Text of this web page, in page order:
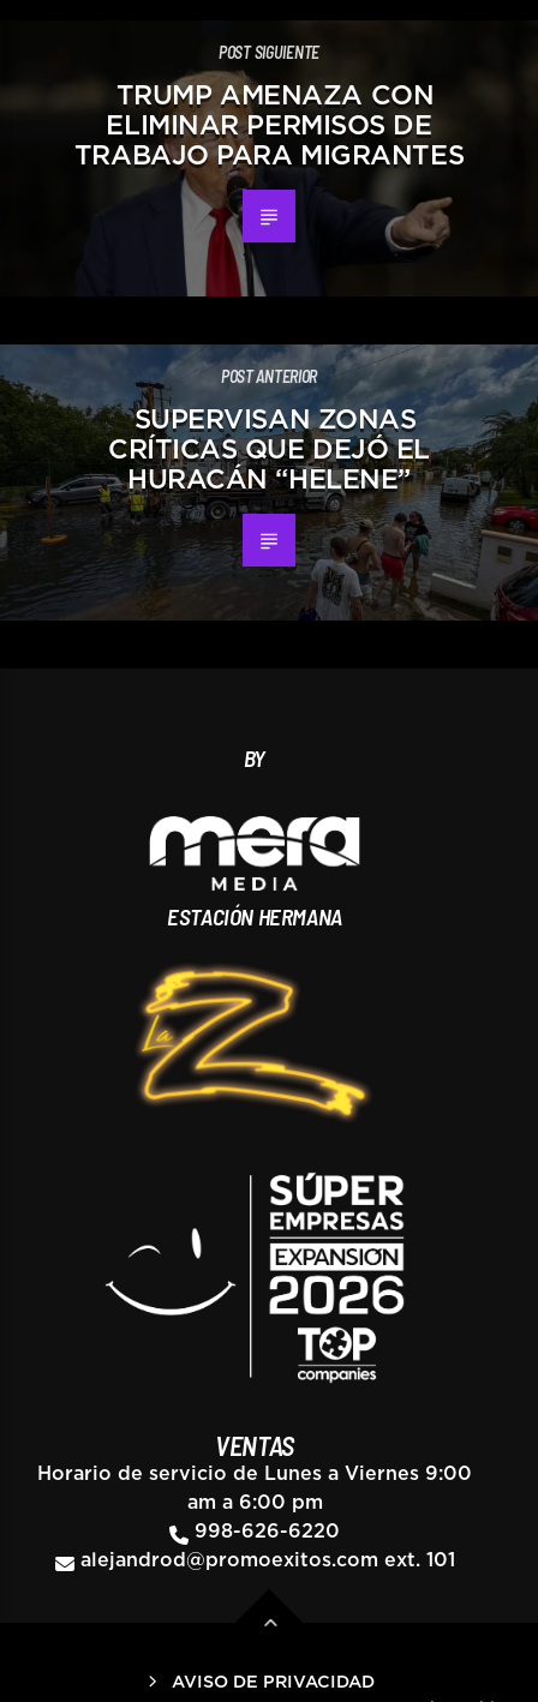
POST SIGUIENTE
TRUMP AMENAZA CON
ELIMINAR PERMISOS DE
TRABAJO PARA MIGRANTES
POST ANTERIOR
SUPERVISAN ZONAS
CRÍTICAS QUE DEJÓ EL
HURACÁN “HELENE”
BY
ESTACIÓN HERMANA
VENTAS
Horario de servicio de Lunes a Viernes 9:00
am a 6:00 pm
998-626-6220
alejandrod@promoexitos.com ext. 101
AVISO DE PRIVACIDAD